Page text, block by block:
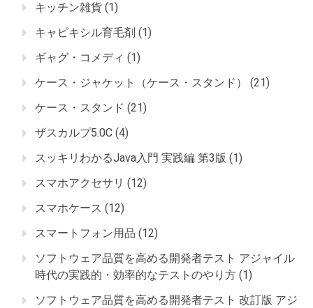
キッチン雑貨 (1)
キャピキシル育毛剤 (1)
ギャグ・コメディ (1)
ケース・ジャケット（ケース・スタンド）
(21)
ケース・スタンド (21)
ザスカルプ5.0C (4)
スッキリわかるJava入門 実践編 第3版 (1)
スマホアクセサリ (12)
スマホケース (12)
スマートフォン用品 (12)
ソフトウェア品質を高める開発者テスト アジャイル
時代の実践的・効率的なテストのやり方 (1)
ソフトウェア品質を高める開発者テスト 改訂版 アジ